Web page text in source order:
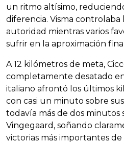
un ritmo altísimo,
diferencia. Visma controlaba
autoridad mientras varios
sufrir en la aproximación
A 12 kilómetros de meta,
completamente desatado
italiano afrontó los últimos
con casi un minuto sobre
todavía más de dos
Vingegaard, soñando
victorias más importantes de